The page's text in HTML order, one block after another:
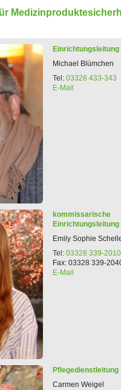
Einrichtungsleitung
Michael
Blümchen
Tel: 03328 433-343
E-Mail
kommissarische
Einrichtungsleitung
Emily Sophie
Tel: 03328 339-2010
Fax: 03328 339-
E-Mail
Pflegedienstleitung
Carmen Weigel